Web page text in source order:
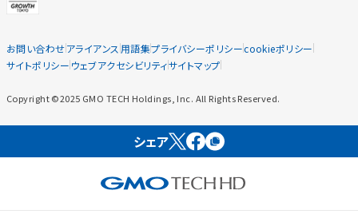
お問い合わせアライアンス 用語集プライバシーポリシーcookieポリシー
サイトポリシー ウェブアクセシビリティサイトマップ
Copyright ©2025 GMO TECH Holdings, Inc. All Rights Reserved.
シェア